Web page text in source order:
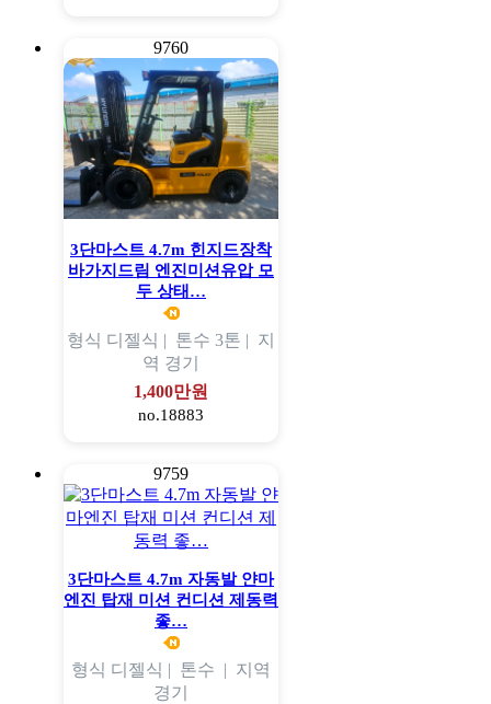
9760
3단마스트 4.7m 힌지드장착
바가지드림 엔진미션유압 모
두 상태…
형식 디젤식 | 톤수 3톤 | 지
역 경기
1,400만원
no.18883
9759
3단마스트 4.7m 자동발 얀마
엔진 탑재 미션 컨디션 제동력
좋…
형식 디젤식 | 톤수 | 지역
경기